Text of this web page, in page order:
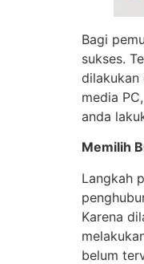
Bagi
sukses.
dilakukan
media
anda
Memilih
Langkah
Karena
belum